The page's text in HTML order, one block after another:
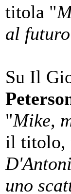
titola "
al futuro
Su Il
"Mike,
il titolo,
uno